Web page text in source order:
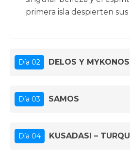
primera isla despierten sus
Día 02 DELOS Y MYKONOS
Día 03 SAMOS
Día 04 KUSADASI –